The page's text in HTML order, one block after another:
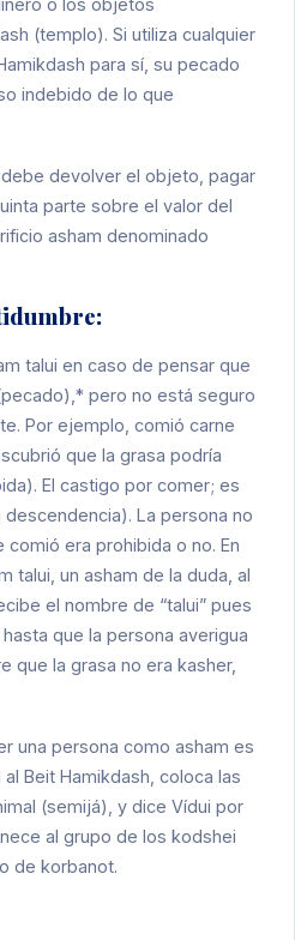
(templo). Si utiliza cualquier
para sí, su pecado
indebido de lo que
devolver el objeto, pagar
parte sobre el valor del
asham denominado
talui en caso de pensar que
pero no está seguro
Por ejemplo, comió carne
que la grasa podría
El castigo por comer; es
La persona no
era prohibida o no. En
talui, un asham de la duda, al
el nombre de “talui” pues
que la persona averigua
que la grasa no era kasher,
una persona como asham es
Beit Hamikdash, coloca las
(semijá), y dice Vídui por
al grupo de los kodshei
de korbanot.